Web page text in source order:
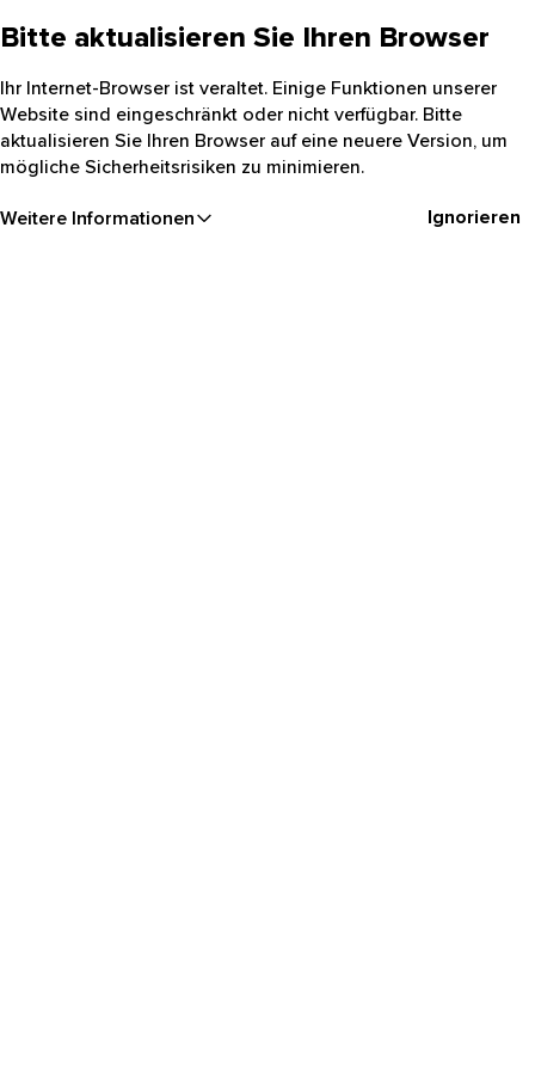
Bitte aktualisieren Sie Ihren Browser
Ihr Internet-Browser ist veraltet. Einige Funktionen unserer
Website sind eingeschränkt oder nicht verfügbar. Bitte
aktualisieren Sie Ihren Browser auf eine neuere Version, um
mögliche Sicherheitsrisiken zu minimieren.
Weitere Informationen Ignorieren